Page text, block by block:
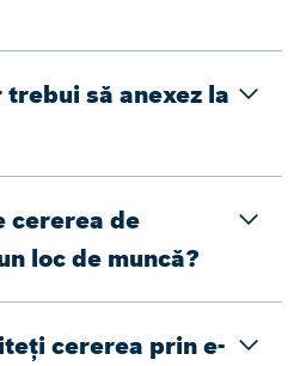
să anexez la
cererea de
loc de muncă?
cererea prin e-